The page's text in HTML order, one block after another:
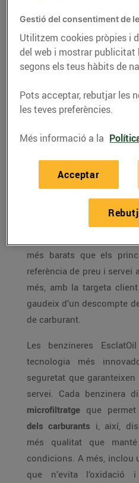
Bonpreu i Esclat ja sumen
tot el territori català. Amb l’obertura recent de la
posicionant com un dels
referents de Catalunya.
són estacions d’autoservei de 24 hores on el client
més competitius del
molt eficient del model de
La xarxa de benzineres de la
més barats que els principals
referència de preu i servei
més, amb la targeta
gaudeix d’un descompte de 4 cèntims per cada litre
de carburant.
Les benzineres EsclatOil
tecnologia més
seguretat que garanteixen la màxima eficiència del
microfiltratge que permet
dels carburants i, així, dispensar un producte de
més qualitat que
condicions. A més, inclou
que n’evita l’oxidació i garanteix una millor
Gestió del consentiment de
Utilitzem cookies pròpies i
del web i mostrar publicitat
segons els teus hàbits de
Pots acceptar, rebutjar les
les teves preferències.
Més informació a la
Acceptar